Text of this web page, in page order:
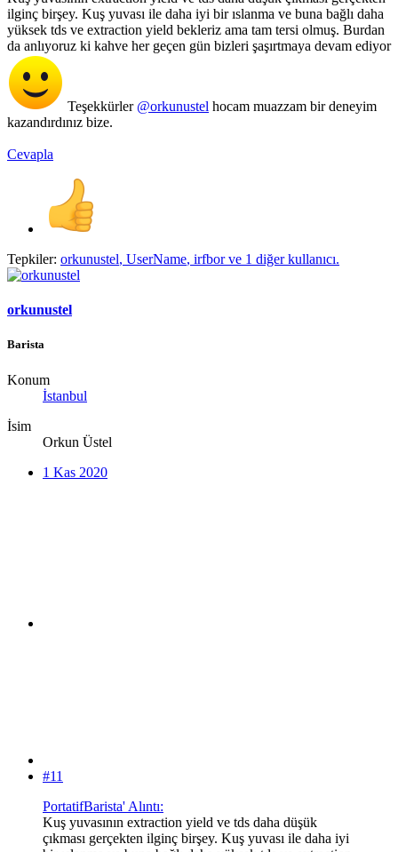
ilginç birşey. Kuş yuvası ile daha iyi bir ıslanma ve buna bağlı daha
yüksek tds ve extraction yield bekleriz ama tam tersi olmuş. Burdan
da anlıyoruz ki kahve her geçen gün bizleri şaşırtmaya devam ediyor
Teşekkürler @orkunustel hocam muazzam bir deneyim
kazandırdınız bize.
Cevapla
Tepkiler: orkunustel, UserName, irfborve 1 diğer kullanıcı.
orkunustel
Barista
Konum
İstanbul
İsim
Orkun Üstel
1 Kas 2020
#11
PortatifBarista' Alıntı:
Kuş yuvasının extraction yield ve tds daha düşük
çıkması gerçekten ilginç birşey. Kuş yuvası ile daha iyi